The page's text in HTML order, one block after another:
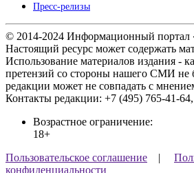
Пресс-релизы
© 2014-2024 Информационный портал
Настоящий ресурс может содержать
Использование материалов издания -
претензий со стороны нашего СМИ не
редакции может не совпадать с
Контакты редакции: +7 (495) 765-41-
Возрастное ограничение:
18+
Пользовательское соглашение |
конфиденциальности